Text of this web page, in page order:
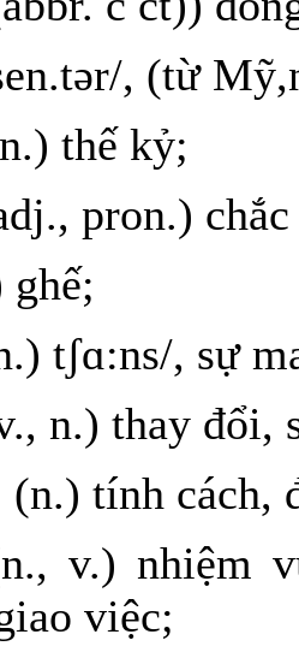
, (từ
thế kỷ;
pron.) chắc
tʃɑ:ns/, sự
n.) thay đổi,
(n.) tính cách,
v.) nhiệm
việc;